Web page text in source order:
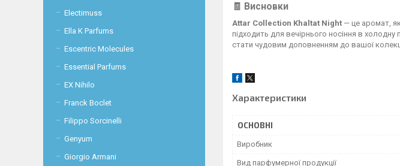
🧾 Висновки
Attar Collection Khaltat Night — це аромат,
підходить для вечірнього носіння в
стати чудовим доповненням до вашої
Характеристики
ОСНОВНІ
Виробник
Вид парфумерної продукції
Electimuss
Ella K Parfums
Escentric Molecules
Essential Parfums
EX Nihilo
Franck Boclet
Filippo Sorcinelli
Genyum
Giorgio Armani